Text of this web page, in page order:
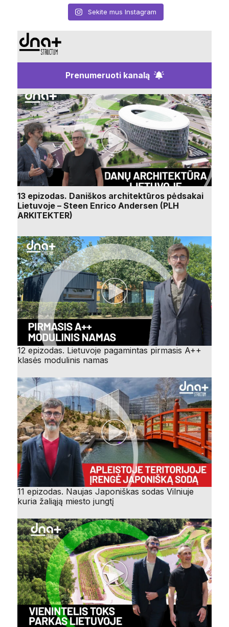
Sekite mus Instagram
Prenumeruoti kanalą
13 epizodas. Daniškos architektūros pėdsakai
Lietuvoje – Steen Enrico Andersen (PLH
ARKITEKTER)
12 epizodas. Lietuvoje pagamintas pirmasis A++
klasės modulinis namas
11 epizodas. Naujas Japoniškas sodas Vilniuje
kuria žaliąją miesto jungtį